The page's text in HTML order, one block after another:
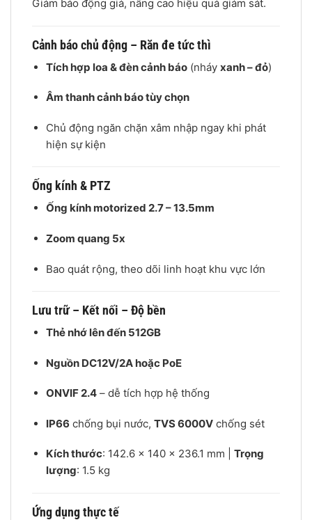
Giảm báo động giả, nâng cao hiệu quả giám sát.
Cảnh báo chủ động – Răn đe tức thì
Tích hợp loa & đèn cảnh báo(nháy xanh – đỏ)
Âm thanh cảnh báo tùy chọn
Chủ động ngăn chặn xâm nhập ngay khi phát
hiện sự kiện
Ống kính & PTZ
Ống kính motorized 2.7 – 13.5mm
Zoom quang 5x
Bao quát rộng, theo dõi linh hoạt khu vực lớn
Lưu trữ – Kết nối – Độ bền
Thẻ nhớ lên đến 512GB
Nguồn DC12V/2A hoặc PoE
ONVIF 2.4– dễ tích hợp hệ thống
IP66chống bụi nước, TVS 6000Vchống sét
Kích thước: 142.6 × 140 × 236.1 mm | Trọng
lượng: 1.5 kg
Ứng dụng thực tế